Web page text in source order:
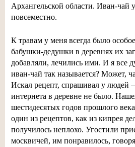
Архангельской области. Иван-чай
повсеместно.
К травам у меня всегда было
бабушки-дедушки в деревнях их
добавляли, лечились ими. И я все
иван-чай так называется? Может,
Искал рецепт, спрашивал у людей
интернета в деревне не было.
шестидесятых годов прошлого
один из рецептов, как из кипрея
получилось неплохо. Угостили
москвичей, им понравилось,